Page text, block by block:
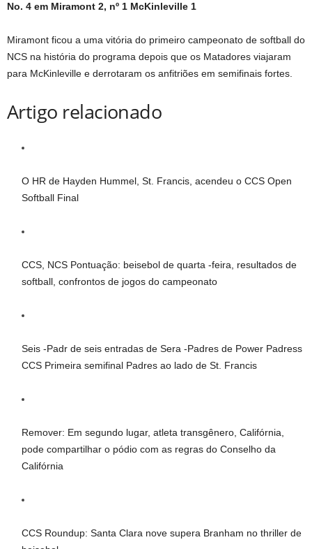
No. 4 em Miramont 2, nº 1 McKinleville 1
Miramont ficou a uma vitória do primeiro campeonato de softball do
NCS na história do programa depois que os Matadores viajaram
para McKinleville e derrotaram os anfitriões em semifinais fortes.
Artigo relacionado
O HR de Hayden Hummel, St. Francis, acendeu o CCS Open
Softball Final
CCS, NCS Pontuação: beisebol de quarta -feira, resultados de
softball, confrontos de jogos do campeonato
Seis -Padr de seis entradas de Sera -Padres de Power Padress
CCS Primeira semifinal Padres ao lado de St. Francis
Remover: Em segundo lugar, atleta transgênero, Califórnia,
pode compartilhar o pódio com as regras do Conselho da
Califórnia
CCS Roundup: Santa Clara nove supera Branham no thriller de